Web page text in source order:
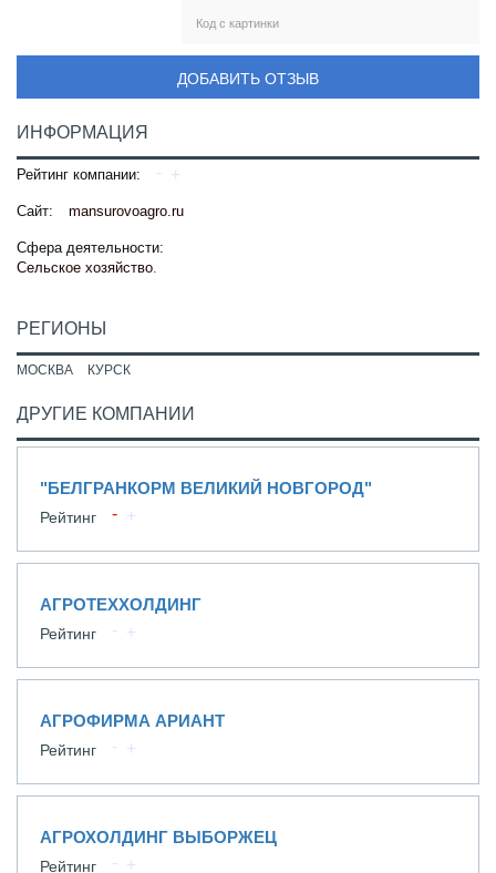
ДОБАВИТЬ ОТЗЫВ
ИНФОРМАЦИЯ
Рейтинг компании:
Сайт: mansurovoagro.ru
Сфера деятельности:
Сельское хозяйство.
РЕГИОНЫ
МОСКВА КУРСК
ДРУГИЕ КОМПАНИИ
"БЕЛГРАНКОРМ ВЕЛИКИЙ НОВГОРОД"
Рейтинг
АГРОТЕХХОЛДИНГ
Рейтинг
АГРОФИРМА АРИАНТ
Рейтинг
АГРОХОЛДИНГ ВЫБОРЖЕЦ
Рейтинг